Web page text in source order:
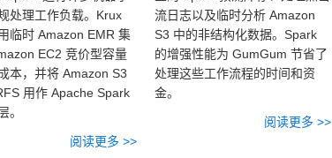
处理工作负载。Krux
临时 Amazon EMR 集
EC2 竞价型容量
本，并将 Amazon S3
用作 Apache Spark
。
阅读更多 >>
流日志以及临时分析 Amazon
S3 中的非结构化数据。Spark
的增强性能为 GumGum 节省了
处理这些工作流程的时间和资
金。
阅读更多 >>